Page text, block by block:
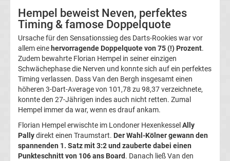
DFB-
Pokal
Ergebnisse
Champions
League
Tabelle
Hempel beweist Neven, perfektes
Timing & famose Doppelquote
Ursache für den Sensationssieg des Darts-Rookies war vor
allem einehervorragende Doppelquote von 75 (!) Prozent.
Zudem bewahrte Florian Hempel in seiner einzigen
Schwächephase die Nerven und konnte sich auf ein perfektes
Timing verlassen. Dass Van den Bergh insgesamt einen
höheren 3-Dart-Average von 101,78 zu 98,37 verzeichnete,
konnte den 27-Jährigen indes auch nicht retten. Zumal
Hempel immer da war, wenn es drauf ankam.
Florian Hempel erwischte im Londoner HexenkesselAlly
Pallydirekt einen Traumstart. Der Wahl-Kölner gewann den
spannenden 1. Satz mit 3:2 und zauberte dabei einen
Punkteschnitt von 106 ans Board. Danach ließ Van den